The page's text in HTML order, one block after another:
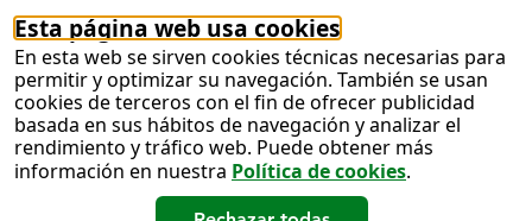
Esta página web usa cookies
En esta web se sirven cookies técnicas necesarias para
permitir y optimizar su navegación. También se usan
cookies de terceros con el fin de ofrecer publicidad
basada en sus hábitos de navegación y analizar el
rendimiento y tráfico web. Puede obtener más
información en nuestra Política de cookies.